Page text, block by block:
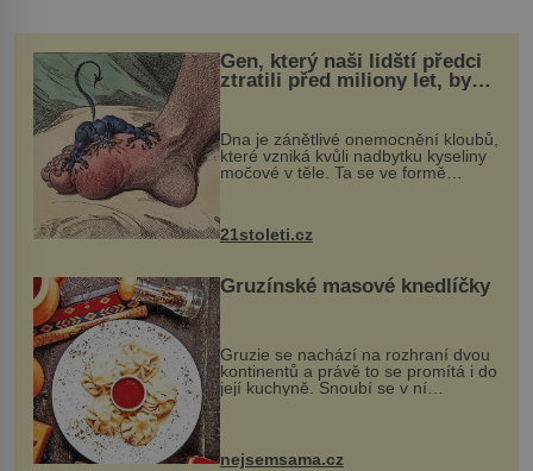
Gen, který naši lidští předci
ztratili před miliony let, by
mohl pomoci s léčbou
„nemoci králů“
Dna je zánětlivé onemocnění kloubů,
které vzniká kvůli nadbytku kyseliny
močové v těle. Ta se ve formě
nohou, a způsobuje bole...
21stoleti.cz
Gruzínské masové knedlíčky
Gruzie se nachází na rozhraní dvou
kontinentů a právě to se promítá i do
její kuchyně. Snoubí se v ní
evropské a asijské chutě a díky tomu
pokrmy, které rozhodně st...
nejsemsama.cz